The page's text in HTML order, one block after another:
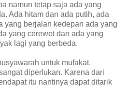
namun tetap saja ada yang
Ada hitam dan ada putih, ada
yang berjalan kedepan ada yang
yang cerewet dan ada yang
lagi yang berbeda.
untuk mufakat,
diperlukan. Karena dari
itu nantinya dapat ditarik